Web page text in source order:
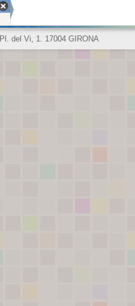
Pl. del Vi, 1. 17004 GIRONA